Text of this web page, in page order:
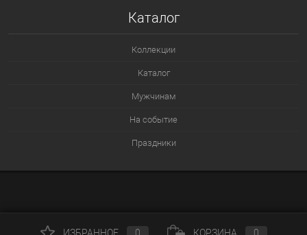
Каталог
Коллекции
Каталог
Мужчинам
На событие
Праздники
ИЗБРАННОЕ 0 КОРЗИНА 0